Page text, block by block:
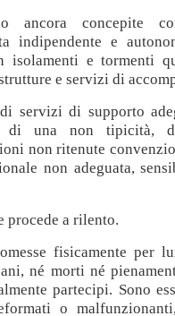
ancora concepite
indipendente e
isolamenti e tormenti
e servizi di
servizi di supporto
di una non tipicità,
non ritenute
non adeguata,
procede a rilento.
fisicamente per
né morti né
partecipi. Sono
o